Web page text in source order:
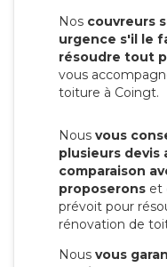
Nos couvreurs
urgence s'il le
résoudre tout
vous
toiture à Coingt.
Nous vous
plusieurs devis
comparaison
proposerons et
prévoit pour
rénovation de
Nous vous